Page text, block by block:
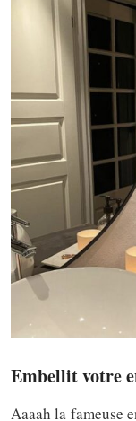
Embellit votre
Aaaah la fameuse